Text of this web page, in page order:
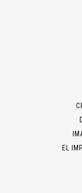
EL